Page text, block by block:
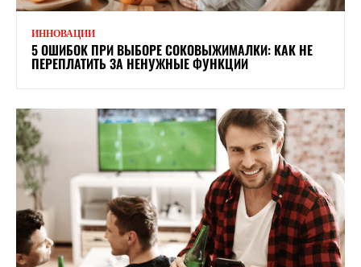
ИННОВАЦИИ
5 ОШИБОК ПРИ ВЫБОРЕ СОКОВЫЖИМАЛКИ: КАК НЕ
ПЕРЕПЛАТИТЬ ЗА НЕНУЖНЫЕ ФУНКЦИИ